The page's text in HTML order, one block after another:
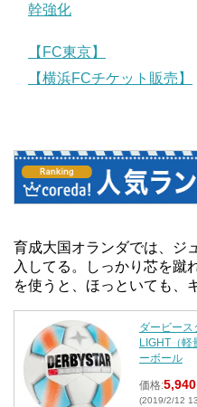
幹強化
【FC東京】
【横浜FCチケット販売】
育成大国オランダでは、ジ
入してる。しっかり芯を蹴
を使うと、ほっといても、
ダービー
LIGHT（軽
ーボール
価格:5,940
(2019/2/12